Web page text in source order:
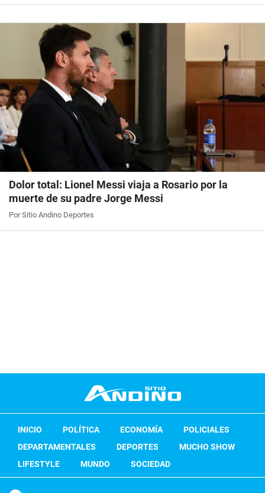
Dolor total: Lionel Messi viaja a Rosario por la
muerte de su padre Jorge Messi
Por Sitio Andino Deportes
INICIO POLÍTICA ECONOMÍA
POLICIALES
DEPARTAMENTALES
DEPORTES
MUCHO SHOW
LIFESTYLE
MUNDO SOCIEDAD